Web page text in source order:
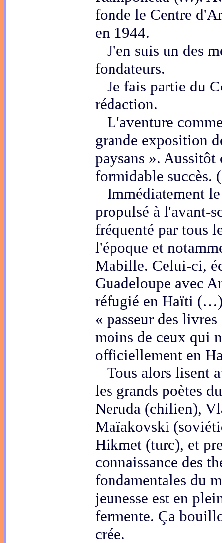
fonde le Centre
en 1944.
J'en suis un des
fondateurs.
Je fais partie du
rédaction.
L'aventure
grande exposition
paysans ». Aussitôt
formidable
Immédiatement le
propulsé à l'avant-
fréquenté par tous
l'époque et
Mabille. Celui-ci,
Guadeloupe avec
réfugié en Haïti
« passeur des
moins de ceux qui
officiellement en
Tous alors lisent
les grands poètes
Neruda (chilien),
Maïakovski
Hikmet (turc), et
connaissance des
fondamentales du
jeunesse est en
fermente. Ça
crée.